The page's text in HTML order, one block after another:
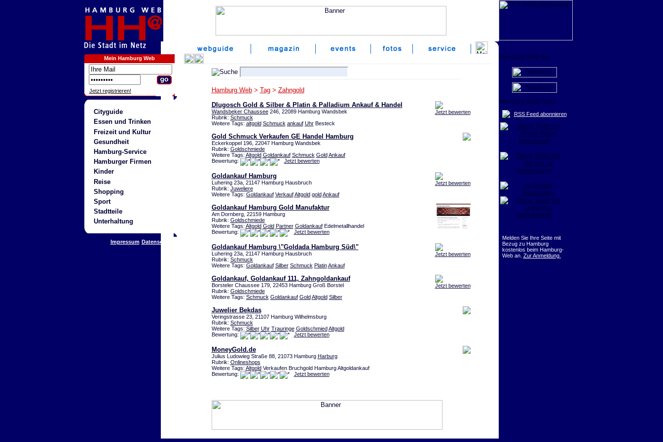
Mein Hamburg Web
Jetzt registrieren!
Cityguide
Essen und Trinken
Freizeit und Kultur
Gesundheit
Hamburg-Service
Hamburger Firmen
Kinder
Reise
Shopping
Sport
Stadtteile
Unterhaltung
Impressum Datenschutz
Hamburg Web> Tag> Zahngold
Jetzt bewerten
Dlugosch Gold & Silber & Platin & Palladium Ankauf & Handel
Wandsbeker Chaussee246, 22089 Hamburg Wandsbek
Rubrik: Schmuck
Weitere Tags: altgold Schmuck ankauf UhrBesteck
Gold Schmuck Verkaufen GE Handel Hamburg
Eckerkoppel 196, 22047 Hamburg Wandsbek
Rubrik: Goldschmiede
Weitere Tags: Altgold Goldankauf Schmuck Gold Ankauf
Bewertung:
Jetzt bewerten
Jetzt bewerten
Goldankauf Hamburg
Luhering 23a, 21147 Hamburg Hausbruch
Rubrik: Juweliere
Weitere Tags: Goldankauf Verkauf Altgold gold Ankauf
Goldankauf Hamburg Gold Manufaktur
Am Dornberg, 22159 Hamburg
Rubrik: Goldschmiede
Weitere Tags: Altgold Gold Partner GoldankaufEdelmetallhandel
Bewertung:
Jetzt bewerten
Jetzt bewerten
Goldankauf Hamburg \"Goldada Hamburg Süd\"
Luhering 23a, 21147 Hamburg Hausbruch
Rubrik: Schmuck
Weitere Tags: Goldankauf Silber Schmuck Platin Ankauf
Jetzt bewerten
Goldankauf, Goldankauf 111, Zahngoldankauf
Borsteler Chaussee 179, 22453 Hamburg Groß Borstel
Rubrik: Goldschmiede
Weitere Tags: Schmuck Goldankauf Gold Altgold Silber
Juwelier Bekdas
Veringstrasse 23, 21107 Hamburg Wilhelmsburg
Rubrik: Schmuck
Weitere Tags: Silber Uhr Trauringe Goldschmied Altgold
Bewertung:
Jetzt bewerten
MoneyGold.de
Julius Ludowieg Straße 88, 21073 Hamburg Harburg
Rubrik: Onlineshops
Weitere Tags: AltgoldVerkaufen Bruchgold Hamburg Altgoldankauf
Bewertung:
Jetzt bewerten
RSS Feed abonnieren
Melden Sie Ihre Seite mit
Bezug zu Hamburg
kostenlos beim Hamburg-
Web an. Zur Anmeldung.